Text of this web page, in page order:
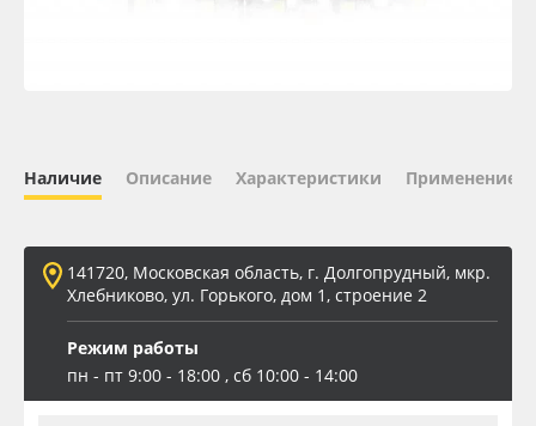
ПЭТ бэклит
Вспененный ПВХ
Наличие Описание Характеристики Применение
141720, Московская область, г. Долгопрудный, мкр.
Хлебниково, ул. Горького, дом 1, строение 2
Режим работы
пн - пт 9:00 - 18:00 , сб 10:00 - 14:00